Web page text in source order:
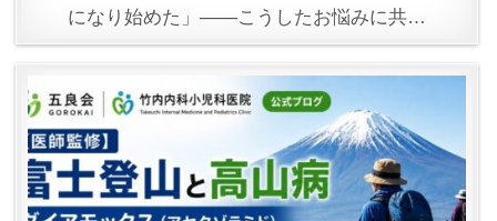
になり始めた」——こうしたお悩みに共…